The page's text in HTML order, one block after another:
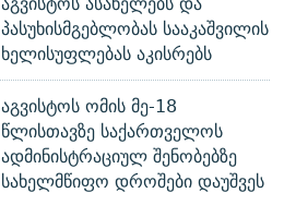
პასუხისმგებლობას სააკაშვილის
ხელისუფლებას აკისრებს
აგვისტოს ომის მე-18
წლისთავზე საქართველოს
ადმინისტრაციულ შენობებზე
სახელმწიფო დროშები დაუშვეს